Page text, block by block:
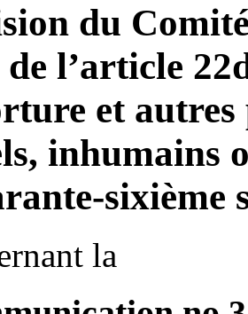
du
l’article
et autres
inhumains
sixième
la